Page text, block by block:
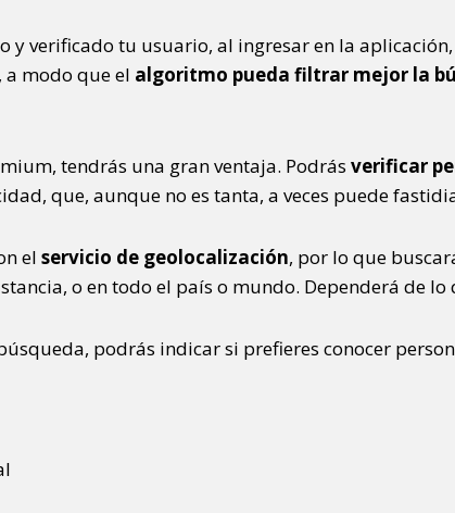
y verificado tu usuario, al ingresar en la
, a modo que el algoritmo pueda filtrar mejor la
tendrás una gran ventaja. Podrás verificar
que, aunque no es tanta, a veces puede
el servicio de geolocalización, por lo que
o en todo el país o mundo. Dependerá de lo
podrás indicar si prefieres conocer